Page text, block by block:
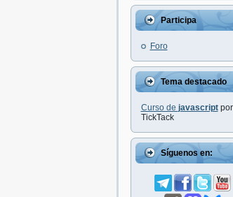
Participa
Foro
Tema destacado
Curso de javascriptpor
TickTack
Síguenos en: